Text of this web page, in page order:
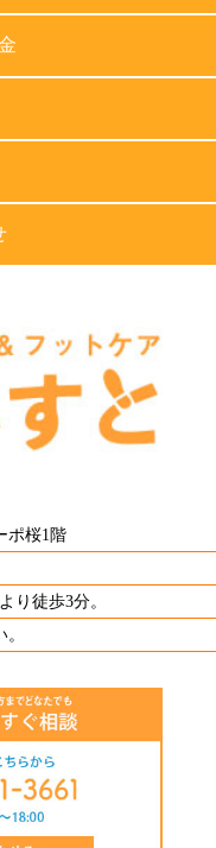
ポ桜1階
り徒歩3分。